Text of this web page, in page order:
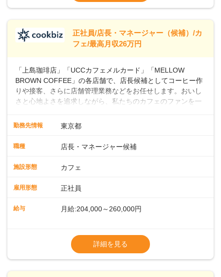
※経験・スキルを考慮の上、決定します。
※別途、残業代および各種手当あり
※試用期間なし
■店長職： ・西日本／月給26万7500円
万円＋賞与(年3回)・店長職：年収410万円／
正社員/店長・マネージャー（候補）/カ
フェ/最高月収26万円
「上島珈琲店」「UCCカフェメルカード」「MELLOW
BROWN COFFEE」の各店舗で、店長候補としてコーヒー作
りや接客、さらに店舗管理業務などをお任せします。おいし
さと心地よさを追求しながら、私たちのカフェのファンを一
の抽出や各種ドリンクの作成お客様のご案内、レジ対応軽食
タートも安心 ◎サポート体制充実コーヒーの知識から接客マ
から40代まで幅広い年齢層が活躍しており、チームワークも
るので、スムーズに業務に馴染める環境です。「カフェの接
長として活躍を！接客業務になれたら、売上・シフト・在庫
一切無用♪一つひとつをしっかり伝えていきますので、無理の
ないペースで覚えていきましょう！さらにマネージャーへの
勤務先情報 東京都
職種 店長・マネージャー候補
施設形態 カフェ
雇用形態 正社員
給与 月給:204,000～260,000円
ます・東日本エリア：月給21万4000～27万
※経験・スキルを考慮の上、決定します。
※別途、残業代および各種手当あり
詳細を見る